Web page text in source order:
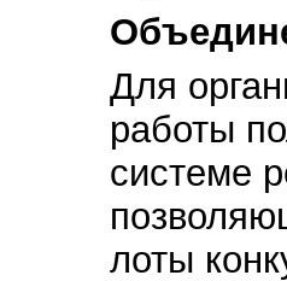
Для
работы
системе
лоты